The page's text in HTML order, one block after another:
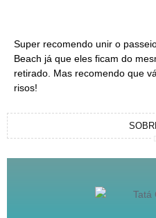
Super recomendo unir o
Beach já que eles ficam do
retirado. Mas recomendo que
risos!